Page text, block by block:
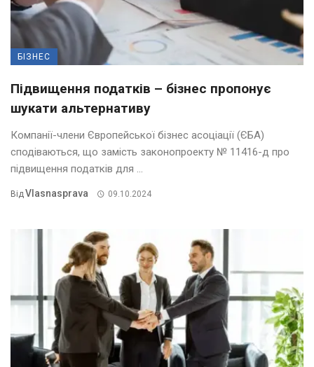
БІЗНЕС
Підвищення податків – бізнес пропонує
шукати альтернативу
Компанії-члени Європейської бізнес асоціації (ЄБА)
сподіваються, що замість законопроекту № 11416-д про
підвищення податків для ...
Від Vlasnasprava 09.10.2024